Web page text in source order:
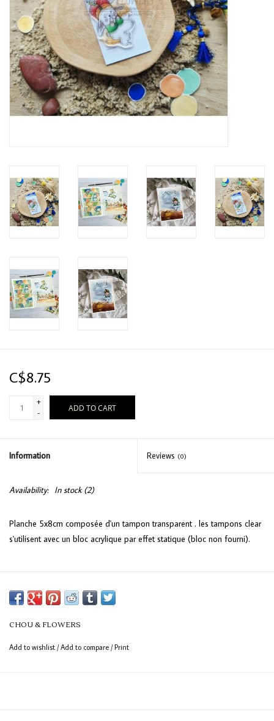
C$8.75
+
-
ADD TO CART
Information Reviews (0)
Availability: In stock(2)
Planche 5x8cm composée d'un tampon transparent . les tampons clear
s'utilisent avec un bloc acrylique par effet statique (bloc non fourni).
CHOU & FLOWERS
Add to wishlist /Add to compare /Print